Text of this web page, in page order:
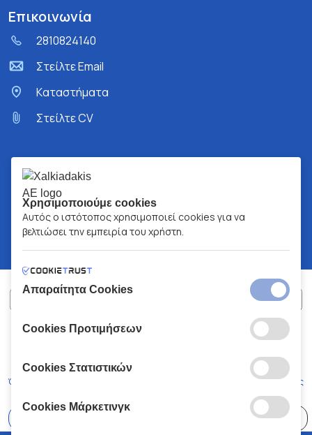
Επικοινωνία
2810824140
Στείλτε Email
Kαταστήματα
Στείλτε CV
ΧΑΛΚΙΑΔΑΚΗΣ Α.Ε.
Όροι και Προϋποθέσεις Κώδικας Δεοντολογίας
Χρησιμοποιούμε cookies
Αυτός ο ιστότοπος χρησιμοποιεί cookies για να
βελτιώσει την εμπειρία του χρήστη.
Απαραίτητα Cookies
Cookies Προτιμήσεων
Cookies Στατιστικών
Cookies Μάρκετινγκ